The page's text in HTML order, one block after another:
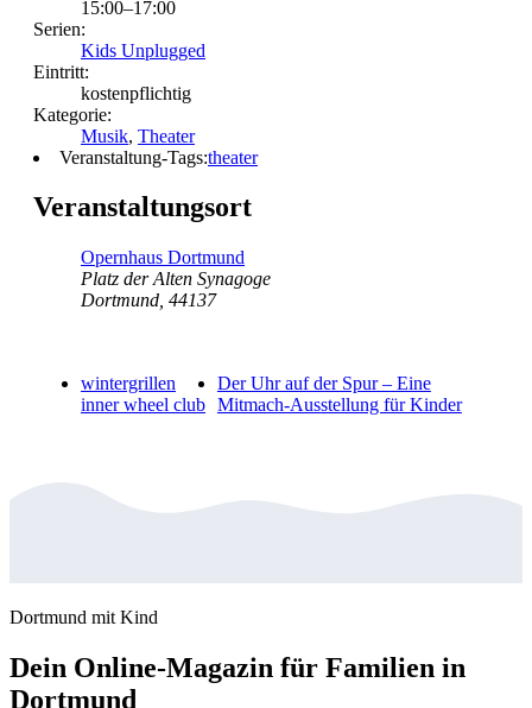
15:00–17:00
Serien:
Kids Unplugged
Eintritt:
kostenpflichtig
Kategorie:
Musik, Theater
Veranstaltung-Tags:theater
Veranstaltungsort
Opernhaus Dortmund
Platz der Alten Synagoge
Dortmund 44137
wintergrillen
inner wheel club
Der Uhr auf der Spur – Eine
Mitmach-Ausstellung für Kinder
Dortmund mit Kind
Dein Online-Magazin für Familien in
Dortmund